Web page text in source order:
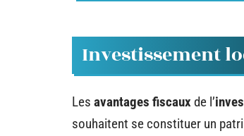
Investissement
Les avantages fiscaux de l’
souhaitent se constituer un